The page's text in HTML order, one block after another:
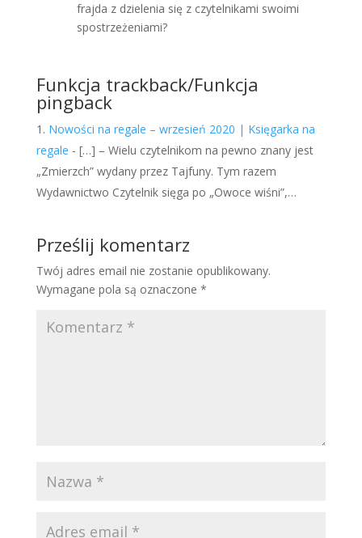
frajda z dzielenia się z czytelnikami swoimi
spostrzeżeniami?
Funkcja trackback/Funkcja
pingback
Nowości na regale – wrzesień 2020 | Księgarka na
regale - […] – Wielu czytelnikom na pewno znany jest
„Zmierzch” wydany przez Tajfuny. Tym razem
Wydawnictwo Czytelnik sięga po „Owoce wiśni”,…
Prześlij komentarz
Twój adres email nie zostanie opublikowany.
Wymagane pola są oznaczone *